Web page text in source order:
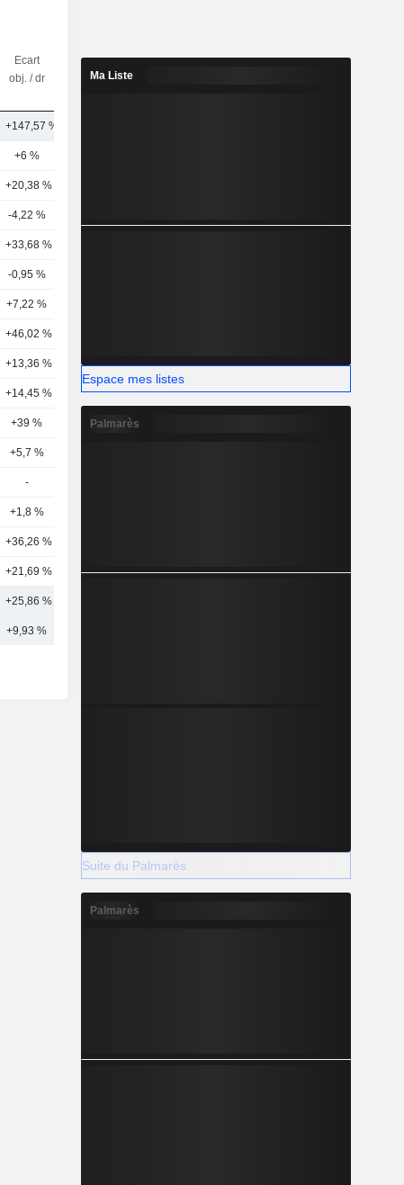
Ecart
obj. / dr
Nbr
d'analystes
+147,57 %
+6 %
+20,38 %
-4,22 %
+33,68 %
-0,95 %
+7,22 %
+46,02 %
+13,36 % 6
+14,45 % 1
+39 %
+5,7 %
-
+1,8 %
+36,26 %
+21,69 % 11
+25,86 %
+9,93 %
Ma Liste
Espace mes listes
Palmarès
Suite du Palmarès
Palmarès